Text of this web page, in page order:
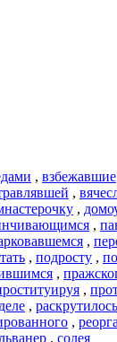
, взбежавшие
,
,
,
,
, подросту ,
,
,
, раскрутилось
,
, солея